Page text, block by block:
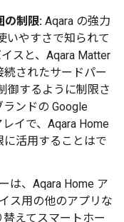
の制限: Aqara の強力
いやすさで知られて
スと、Aqara Matter
されたサードパー
御するように制限さ
ンドの Google
イで、Aqara Home
活用することはで
は、Aqara Home ア
ス用の他のアプリな
えてスマートホー